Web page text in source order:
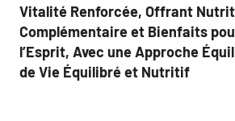
l’article
Vitalité Renforcée, Offrant
Complémentaire et Bienfaits
l’Esprit, Avec une Approche
de Vie Équilibré et Nutritif